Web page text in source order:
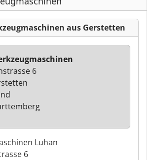
aus Gerstetten
Luhan
6
6